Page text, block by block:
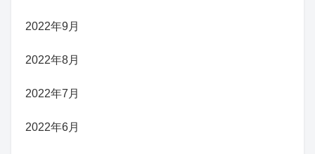
2022年9月
2022年8月
2022年7月
2022年6月